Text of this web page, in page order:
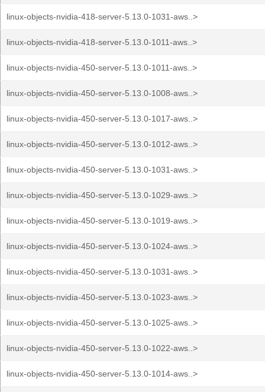
linux-objects-nvidia-418-server-5.13.0-1031-aws..>
linux-objects-nvidia-418-server-5.13.0-1011-aws..>
linux-objects-nvidia-450-server-5.13.0-1011-aws..>
linux-objects-nvidia-450-server-5.13.0-1008-aws..>
linux-objects-nvidia-450-server-5.13.0-1017-aws..>
linux-objects-nvidia-450-server-5.13.0-1012-aws..>
linux-objects-nvidia-450-server-5.13.0-1031-aws..>
linux-objects-nvidia-450-server-5.13.0-1029-aws..>
linux-objects-nvidia-450-server-5.13.0-1019-aws..>
linux-objects-nvidia-450-server-5.13.0-1024-aws..>
linux-objects-nvidia-450-server-5.13.0-1031-aws..>
linux-objects-nvidia-450-server-5.13.0-1023-aws..>
linux-objects-nvidia-450-server-5.13.0-1025-aws..>
linux-objects-nvidia-450-server-5.13.0-1022-aws..>
linux-objects-nvidia-450-server-5.13.0-1014-aws..>